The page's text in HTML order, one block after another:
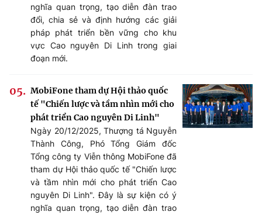
nghĩa quan trọng, tạo diễn đàn trao
đổi, chia sẻ và định hướng các giải
pháp phát triển bền vững cho khu
vực Cao nguyên Di Linh trong giai
đoạn mới.
MobiFone tham dự Hội thảo quốc
tế "Chiến lược và tầm nhìn mới cho
phát triển Cao nguyên Di Linh"
Ngày 20/12/2025, Thượng tá Nguyễn
Thành Công, Phó Tổng Giám đốc
Tổng công ty Viễn thông MobiFone đã
tham dự Hội thảo quốc tế "Chiến lược
và tầm nhìn mới cho phát triển Cao
nguyên Di Linh". Đây là sự kiện có ý
nghĩa quan trọng, tạo diễn đàn trao